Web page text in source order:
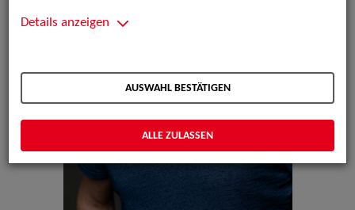
Details anzeigen
AUSWAHL BESTÄTIGEN
ALLE ZULASSEN